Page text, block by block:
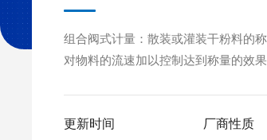
组合阀式计量：散装或灌装干粉料的
对物料的流速加以控制达到称量的效
更新时间 厂商性质